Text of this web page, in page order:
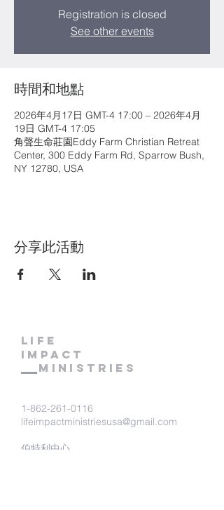
Registration is closed
See other events
時間和地點
2026年4月17日 GMT-4 17:00 – 2026年4月
19日 GMT-4 17:05
角聲生命莊園Eddy Farm Christian Retreat
Center, 300 Eddy Farm Rd, Sparrow Bush,
NY 12780, USA
分享此活動
LIFE
IMPACT
MINISTRIES
1-862-261-0116
lifeimpactministriesusa@gmail.com
伯特利中心